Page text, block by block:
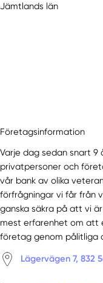
Jämtlands län
Företagsinformation
Varje dag sedan snart
privatpersoner och
vår bank av olika
förfrågningar vi får från
ganska säkra på att vi
mest erfarenhet om att
företag genom pålitliga
Lägervägen 7, 832